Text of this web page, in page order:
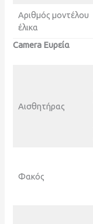
Αριθμός μοντέλου
έλικα
Camera Ευρεία
Αισθητήρας
Φακός